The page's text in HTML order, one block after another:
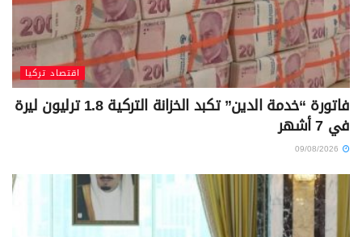
اقتصاد تركيا
فاتورة “خدمة الدين” تكبد الخزانة التركية 1.8 ترليون ليرة
في 7 أشهر